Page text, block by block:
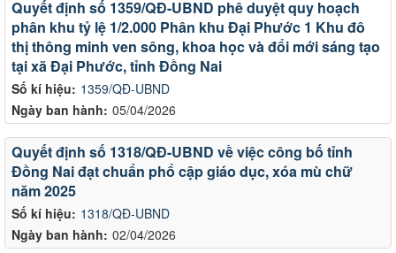
Số kí hiệu: 1359/QĐ-UBND
Ngày ban hành: 05/04/2026
Quyết định số 1359/QĐ-UBND phê duyệt quy hoạch
phân khu tỷ lệ 1/2.000 Phân khu Đại Phước 1 Khu đô
thị thông minh ven sông, khoa học và đổi mới sáng tạo
tại xã Đại Phước, tỉnh Đồng Nai
Số kí hiệu: 1318/QĐ-UBND
Ngày ban hành: 02/04/2026
Quyết định số 1318/QĐ-UBND về việc công bố tỉnh
Đồng Nai đạt chuẩn phổ cập giáo dục, xóa mù chữ
năm 2025